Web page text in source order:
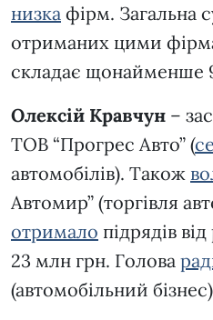
низка фірм. Загальна
отриманих цими
складає щонайменше
Олексій Кравчун –
ТОВ “Прогрес Авто” (
автомобілів). Також
Автомир” (торгівля
отримало підрядів
23 млн грн. Голова
(автомобільний